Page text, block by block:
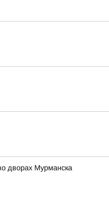
дворах Мурманска